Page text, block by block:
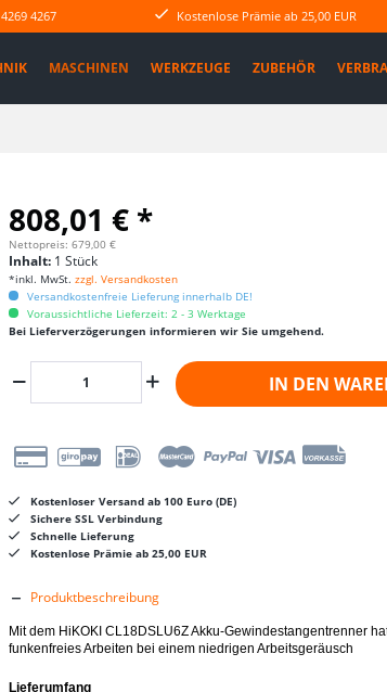
4267 Kostenlose Prämie ab 25,00 EUR
MASCHINEN WERKZEUGE ZUBEHÖR
808,01 € *
Nettopreis: 679,00 €
Inhalt: 1 Stück
*inkl. MwSt. zzgl. Versandkosten
Versandkostenfreie Lieferung innerhalb DE!
Voraussichtliche Lieferzeit: 2 - 3 Werktage
Bei Lieferverzögerungen informieren wir Sie umgehend.
IN DEN
Kostenloser Versand ab 100 Euro (DE)
Sichere SSL Verbindung
Schnelle Lieferung
Kostenlose Prämie ab 25,00 EUR
Produktbeschreibung
Mit dem HiKOKI CL18DSLU6Z Akku-Gewindestangentrenner
funkenfreies Arbeiten bei einem niedrigen Arbeitsgeräusch
Lieferumfang